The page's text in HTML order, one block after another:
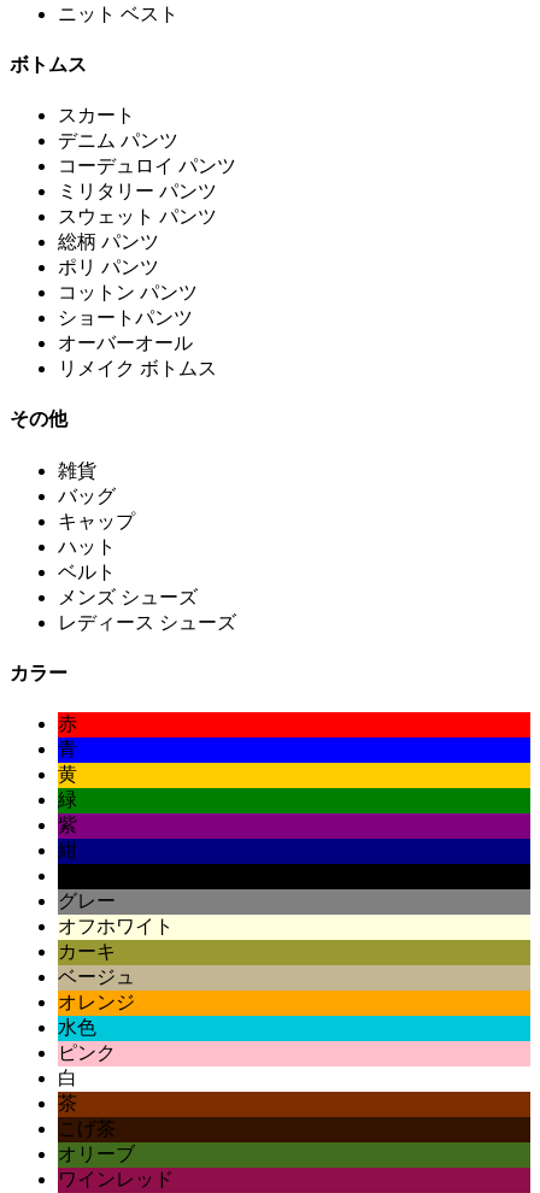
ニット ベスト
ボトムス
スカート
デニム パンツ
コーデュロイ パンツ
ミリタリー パンツ
スウェット パンツ
総柄 パンツ
ポリ パンツ
コットン パンツ
ショートパンツ
オーバーオール
リメイク ボトムス
その他
雑貨
バッグ
キャップ
ハット
ベルト
メンズ シューズ
レディース シューズ
カラー
赤
青
黄
緑
紫
紺
グレー
オフホワイト
カーキ
ベージュ
オレンジ
水色
ピンク
白
茶
こげ茶
オリーブ
ワインレッド